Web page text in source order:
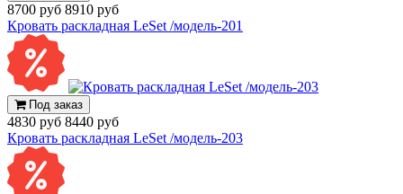
8700 руб 8910 руб
Кровать раскладная LeSet /модель-201
Под заказ
4830 руб 8440 руб
Кровать раскладная LeSet /модель-203